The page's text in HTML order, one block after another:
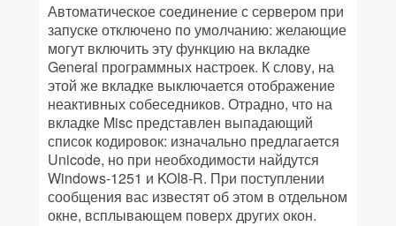
Автоматическое соединение с сервером при
запуске отключено по умолчанию: желающие
могут включить эту функцию на вкладке
General программных настроек. К слову, на
этой же вкладке выключается отображение
неактивных собеседников. Отрадно, что на
вкладке Misc представлен выпадающий
список кодировок: изначально предлагается
Unicode, но при необходимости найдутся
Windows-1251 и KOI8-R. При поступлении
сообщения вас известят об этом в отдельном
окне, всплывающем поверх других окон.